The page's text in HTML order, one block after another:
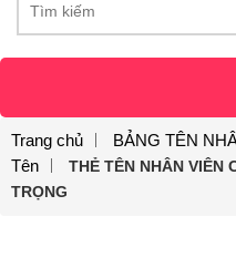
Trang chủ BẢNG TÊN
Tên
THẺ TÊN NHÂN VIÊN
TRỌNG